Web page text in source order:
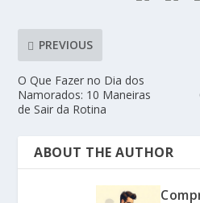
PREVIOUS
O Que Fazer no Dia dos
Namorados: 10 Maneiras
de Sair da Rotina
ABOUT THE AUTHOR